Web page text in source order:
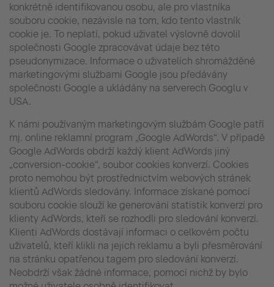
konkrétně identifikovanou osobu, ale pro vlastníka
souboru cookie, nezávisle na tom, kdo tento vlastník
cookie je. To neplatí, pokud uživatel výslovně dovolil
společnosti Google zpracovávat údaje bez této
pseudonymizace. Informace o uživatelích shromážděné
marketingovými službami Google jsou předávány
společnosti Google a ukládány na serverech Googlu v
USA.
K námi používaným marketingovým službám Google patří
mj. online reklamní program „Google AdWords“. V případě
Google AdWords obdrží každý klient AdWords jiný
„conversion-cookie“, soubor cookies konverzí. Cookies
proto nemohou být prostřednictvím webových stránek
klientů AdWords sledovány. Informace získané pomocí
souboru cookie slouží ke generování statistik konverzí pro
klienty AdWords, kteří se rozhodli pro sledování konverzí.
Klienti AdWords dostávají informaci o celkovém počtu
uživatelů, kteří klikli na jejich reklamu a byli přesměrování
na stránku opatřenou tagem pro sledování konverzí.
Neobdrží však žádné informace, pomocí nichž by bylo